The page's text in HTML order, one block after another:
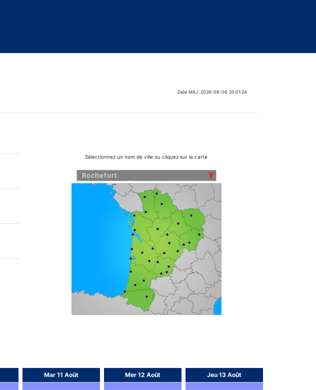
Date MAJ: 2026-08-06 20:01:24
Sélectionnez un nom de ville ou cliquez sur la carte
Mar 11 Août Mer 12 Août Jeu 13 Août